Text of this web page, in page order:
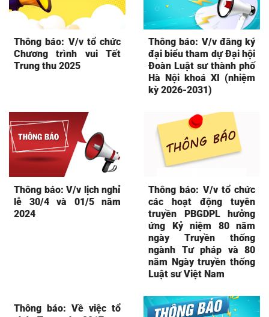
Thông báo: V/v tổ chức
Chương trình vui Tết
Trung thu 2025
Thông báo: V/v đăng ký
đại biểu tham dự Đại hội
Đoàn Luật sư thành phố
Hà Nội khoá XI (nhiệm
kỳ 2026-2031)
Thông báo: V/v lịch nghỉ
lễ 30/4 và 01/5 năm
2024
Thông báo: V/v tổ chức
các hoạt động tuyên
truyền PBGDPL hưởng
ứng Kỷ niệm 80 năm
ngày Truyền thống
ngành Tư pháp và 80
năm Ngày truyền thống
Luật sư Việt Nam
Thông báo: Về việc tổ